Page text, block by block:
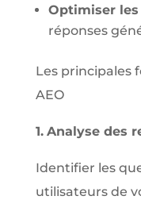
Optimiser
réponses
Les principales
AEO
1. Analyse des
Identifier les
utilisateurs de